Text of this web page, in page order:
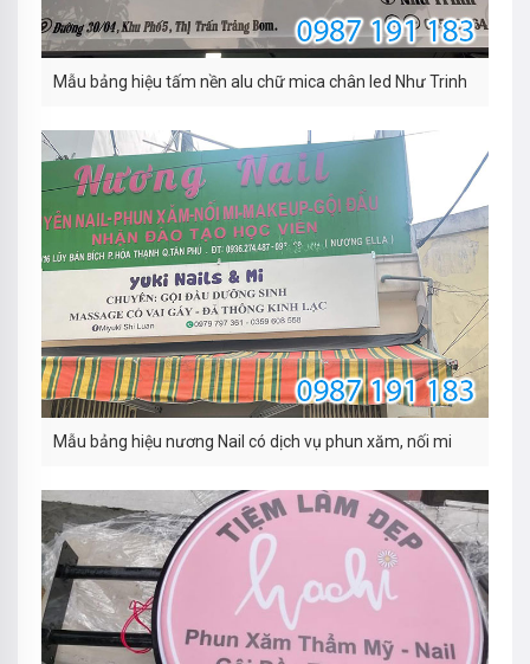
Mẫu bảng hiệu tấm nền alu chữ mica chân led Như Trinh
Mẫu bảng hiệu nương Nail có dịch vụ phun xăm, nối mi